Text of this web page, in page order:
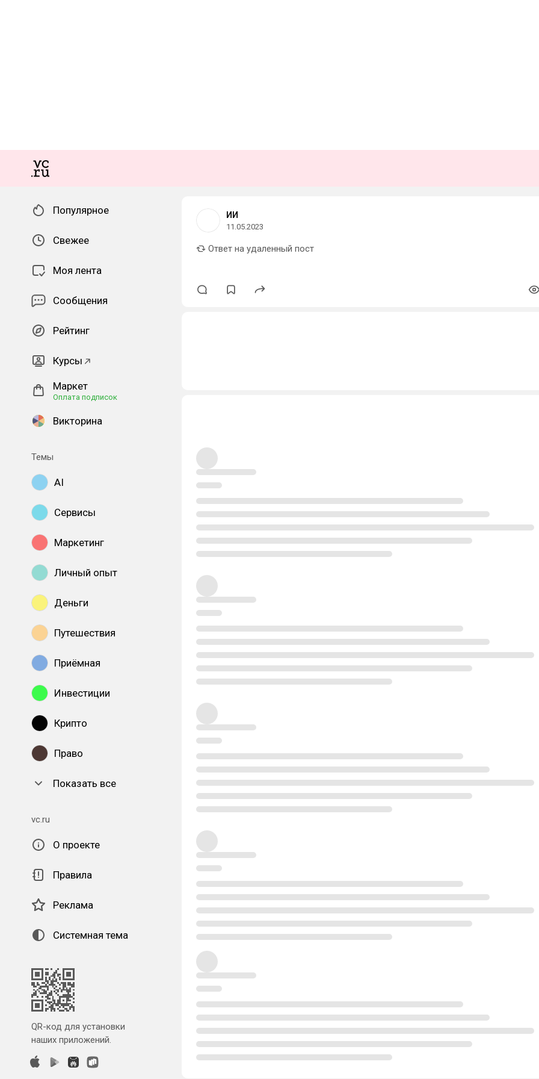
Популярное
Свежее
Моя лента
Сообщения
Рейтинг
Курсы
Маркет
Оплата подписок
Викторина
Темы
AI
Сервисы
Маркетинг
Личный опыт
Деньги
Путешествия
Приёмная
Инвестиции
Крипто
Право
Показать все
vc.ru
О проекте
Правила
Реклама
Системная тема
QR-код для установки
наших приложений.
ИИ
11.05.2023
Ответ на удаленный пост